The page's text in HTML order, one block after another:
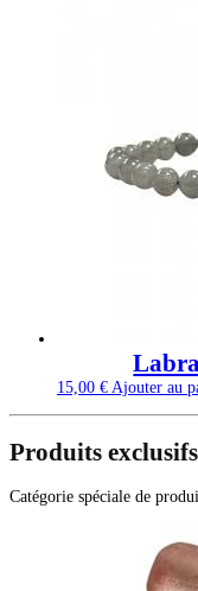
15,00 € Ajouter au
Produits exclusifs
Catégorie spéciale de